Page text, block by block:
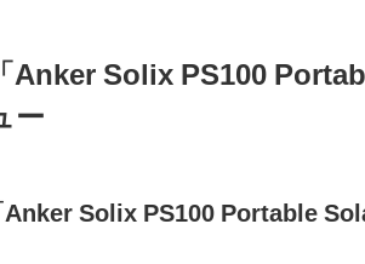
「Anker Solix PS100
ー
Anker Solix PS100 Portable